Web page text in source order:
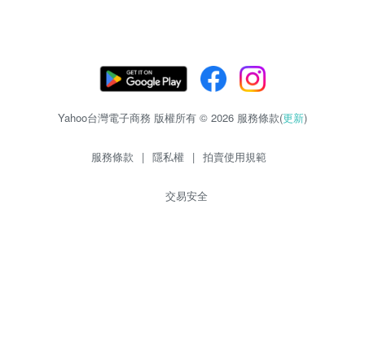
Yahoo台灣電子商務 版權所有 © 2026 服務條款(更新)
服務條款 | 隱私權 | 拍賣使用規範
交易安全